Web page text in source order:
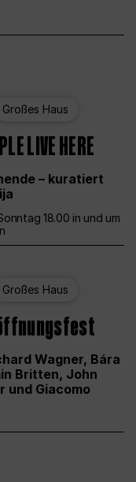
Großes Haus
LIVE HERE
– kuratiert
18.00 in und um
Großes Haus
Wagner, Bára
Britten, John
und Giacomo